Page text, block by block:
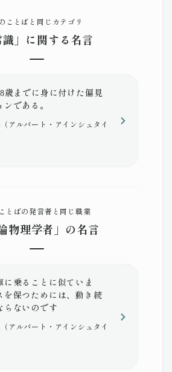
ことばと同じカテゴリ
識」に関する名言
歳までに身に付けた偏見
である。
アルバート・アインシュタイ
とばの発言者と同じ職業
物理学者」の名言
に乗ることに似ていま
を保つためには、動き続
らないのです
アルバート・アインシュタイ